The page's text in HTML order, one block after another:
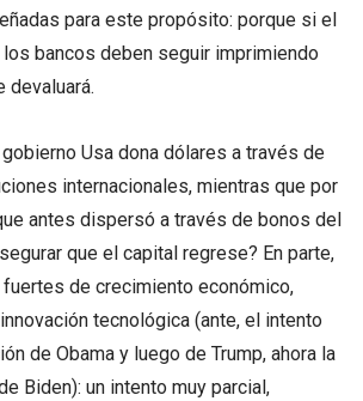
para este propósito: porque si el
bancos deben seguir imprimiendo
devaluará.
Usa dona dólares a través de
internacionales, mientras que por
antes dispersó a través de bonos del
que el capital regrese? En parte,
de crecimiento económico,
tecnológica (ante, el intento
de Obama y luego de Trump, ahora la
Biden): un intento muy parcial,